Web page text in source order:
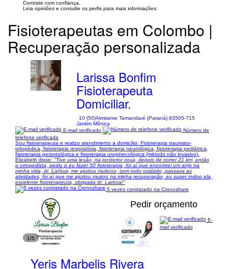
Contrate com confiança.
Leia opiniões e consulte os perfis para mais informações.
Fisioterapeutas em Colombo |
Recuperação personalizada
Larissa Bonfim
Fisioterapeuta
Domiciliar.
10 (50)Almirante Tamandaré (Paraná) 83505-715
Jardim Mônica
E-mail verificado
Número de
telefone verificado
Sou fisioterapeuta e realizo atendimento a domicílio: Fisioterapia traumato-
ortopédica, fisioterapia respiratória, fisioterapia neurológica, fisioterapia pediátrica,
fisioterapia gerontológica e fisioterapia uroginecológica (método não invasivo).
Elizabeth disse: "Tive uma lesão, na posterior coxa, depois de correr 21 km, então
o ortopedista, pediu p eu fazer 50 fisioterapia, foi aí que encontrei um anjo na
minha vida, dr. Larissa, me ajudou muitooo, com todo cuidado, passava as
atividades, foi aí que me ajudou muitoo na minha recuperação, eu super indico ela,
excelente fisioterapeuta, obrigada dr. Larissa!"
5 vezes contratado na Cronoshare
1/5
Pedir orçamento
Yeris Marbelis Rivera
E-
mail verificado